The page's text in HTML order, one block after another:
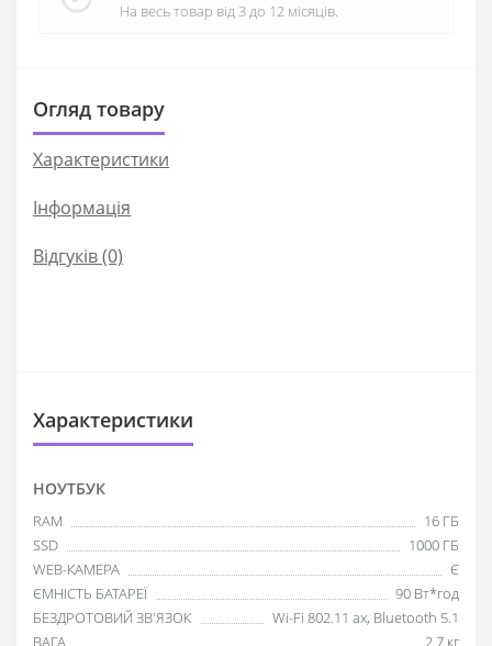
На весь товар від 3 до 12 місяців.
Огляд товару
Характеристики
Iнформація
Відгуків (0)
Характеристики
НОУТБУК
RAM
16 ГБ
SSD
1000 ГБ
WEB-КАМЕРА
Є
ЄМНІСТЬ БАТАРЕЇ
90 Вт*год
БЕЗДРОТОВИЙ ЗВ'ЯЗОК
Wi-Fi 802.11 ax, Bluetooth 5.1